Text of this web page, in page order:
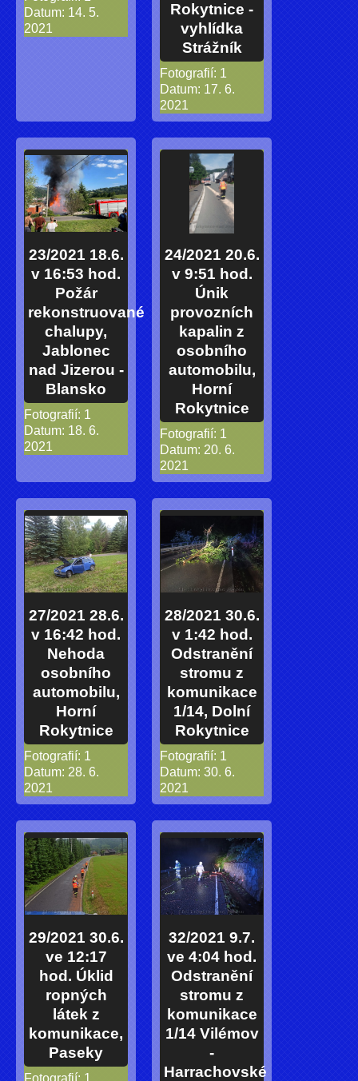
Datum: 14. 5.
2021
Rokytnice -
vyhlídka
Strážník
Fotografií: 1
Datum: 17. 6.
2021
23/2021 18.6.
v 16:53 hod.
Požár
rekonstruované
chalupy,
Jablonec
nad Jizerou -
Blansko
Fotografií: 1
Datum: 18. 6.
2021
24/2021 20.6.
v 9:51 hod.
Únik
provozních
kapalin z
osobního
automobilu,
Horní
Rokytnice
Fotografií: 1
Datum: 20. 6.
2021
27/2021 28.6.
v 16:42 hod.
Nehoda
osobního
automobilu,
Horní
Rokytnice
Fotografií: 1
Datum: 28. 6.
2021
28/2021 30.6.
v 1:42 hod.
Odstranění
stromu z
komunikace
1/14, Dolní
Rokytnice
Fotografií: 1
Datum: 30. 6.
2021
29/2021 30.6.
ve 12:17
hod. Úklid
ropných
látek z
komunikace,
Paseky
Fotografií: 1
32/2021 9.7.
ve 4:04 hod.
Odstranění
stromu z
komunikace
1/14 Vilémov
-
Harrachovské